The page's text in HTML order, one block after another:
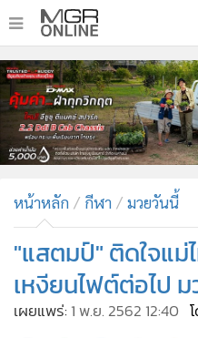
• หน้าหลัก
• ทันเหตุการณ์
• ภาคใต้
• ภูมิภาค
• บันเทิง
ผู้จัดการรายวัน
คอลัมนิสต์
• ละคร
หน้าหลัก กีฬา มวยวันนี้
"แสตมป์" ติดใจแม่
เหงียนไฟต์ต่อไป ม
เผยแพร่: 1 พ.ย. 2562 12:40